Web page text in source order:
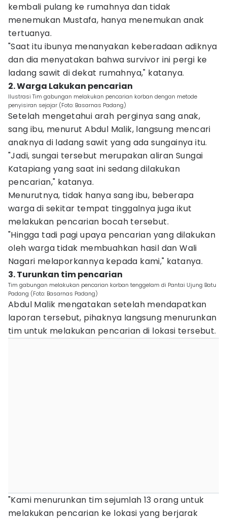
kembali pulang ke rumahnya dan tidak
menemukan Mustafa, hanya menemukan anak
tertuanya.
"Saat itu ibunya menanyakan keberadaan adiknya
dan dia menyatakan bahwa survivor ini pergi ke
ladang sawit di dekat rumahnya," katanya.
2. Warga Lakukan pencarian
Ilustrasi Tim gabungan melakukan pencarian korban dengan metode
penyisiran sejajar (Foto: Basarnas Padang)
Setelah mengetahui arah perginya sang anak,
sang ibu, menurut Abdul Malik, langsung mencari
anaknya di ladang sawit yang ada sungainya itu.
"Jadi, sungai tersebut merupakan aliran Sungai
Katapiang yang saat ini sedang dilakukan
pencarian," katanya.
Menurutnya, tidak hanya sang ibu, beberapa
warga di sekitar tempat tinggalnya juga ikut
melakukan pencarian bocah tersebut.
"Hingga tadi pagi upaya pencarian yang dilakukan
oleh warga tidak membuahkan hasil dan Wali
Nagari melaporkannya kepada kami," katanya.
3. Turunkan tim pencarian
Tim gabungan melakukan pencarian korban tenggelam di Pantai Ujung Batu
Padang (Foto: Basarnas Padang)
Abdul Malik mengatakan setelah mendapatkan
laporan tersebut, pihaknya langsung menurunkan
tim untuk melakukan pencarian di lokasi tersebut.
"Kami menurunkan tim sejumlah 13 orang untuk
melakukan pencarian ke lokasi yang berjarak